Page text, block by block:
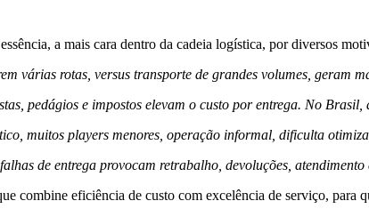
a mais cara dentro da cadeia logística, por diversos
várias rotas, versus transporte de grandes volumes, geram
pedágios e impostos elevam o custo por entrega. No
muitos players menores, operação informal, dificulta
de entrega provocam retrabalho, devoluções,
combine eficiência de custo com excelência de serviço, para